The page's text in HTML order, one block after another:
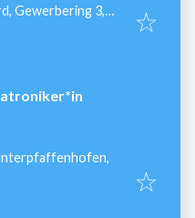
Gewerbering 3,